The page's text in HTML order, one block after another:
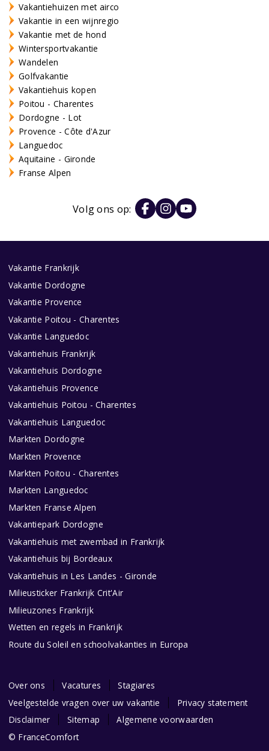
Vakantiehuizen met airco
Vakantie in een wijnregio
Vakantie met de hond
Wintersportvakantie
Wandelen
Golfvakantie
Vakantiehuis kopen
Poitou - Charentes
Dordogne - Lot
Provence - Côte d'Azur
Languedoc
Aquitaine - Gironde
Franse Alpen
Volg ons op:
Vakantie Frankrijk
Vakantie Dordogne
Vakantie Provence
Vakantie Poitou - Charentes
Vakantie Languedoc
Vakantiehuis Frankrijk
Vakantiehuis Dordogne
Vakantiehuis Provence
Vakantiehuis Poitou - Charentes
Vakantiehuis Languedoc
Markten Dordogne
Markten Provence
Markten Poitou - Charentes
Markten Languedoc
Markten Franse Alpen
Vakantiepark Dordogne
Vakantiehuis met zwembad in Frankrijk
Vakantiehuis bij Bordeaux
Vakantiehuis in Les Landes - Gironde
Milieusticker Frankrijk Crit'Air
Milieuzones Frankrijk
Wetten en regels in Frankrijk
Route du Soleil en schoolvakanties in Europa
Over ons Vacatures
Stagiares
Veelgestelde vragen over uw vakantie
Privacy statement
Disclaimer
Sitemap
Algemene voorwaarden
© FranceComfort